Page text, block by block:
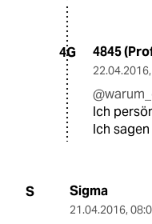
4G 4845
22.04.2016,
Ich
Ich
S Sigma
21.04.2016,